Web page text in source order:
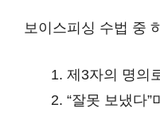
보이스피싱 수법 중
제3자의 명의
“잘못 보냈다